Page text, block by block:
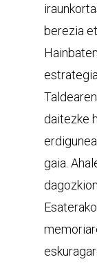
berezia
daitezke
gaia.